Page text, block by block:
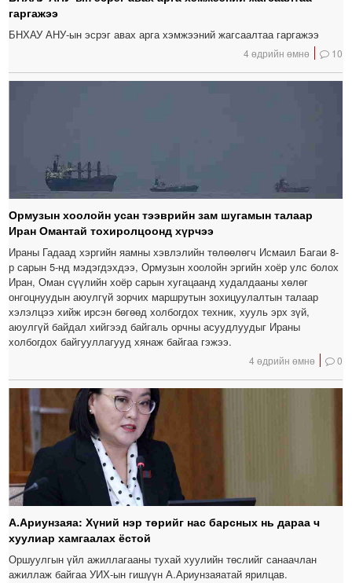
гаргажээ
БНХАУ АНУ-ын эсрэг авах арга хэмжээний жагсаалтаа гаргажээ
4 өдрийн өмнө 10
Ормузын хоолойн усан тээврийн зам шугамын талаар
Иран Омантай тохиролцоонд хүрчээ
Ираны Гадаад хэргийн яамны хэвлэлийн төлөөлөгч Исмаил Багаи 8-
р сарын 5-нд мэдэгдэхдээ, Ормузын хоолойн эргийн хоёр улс болох
Иран, Оман сүүлийн хоёр сарын хугацаанд худалдааны хөлөг
онгоцнуудын аюулгүй зорчих маршрутын зохицуулалтын талаар
хэлэлцээ хийж ирсэн бөгөөд холбогдох техник, хууль эрх зүй,
аюулгүй байдал хийгээд байгаль орчны асуудлуудыг Ираны
холбогдох байгууллагууд хянаж байгаа гэжээ.
4 өдрийн өмнө 0
А.Ариунзаяа: Хүний нэр төрийг нас барсных нь дараа ч
хуулиар хамгаалах ёстой
Оршуулгын үйл ажиллагааны тухай хуулийн төслийг санаачлан
ажиллаж байгаа УИХ-ын гишүүн А.Ариунзаяатай ярилцав.